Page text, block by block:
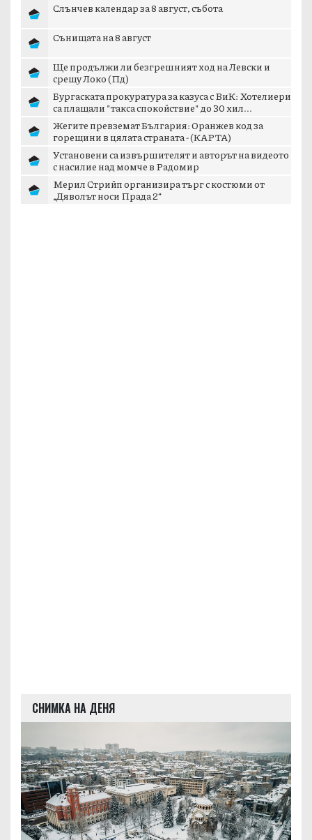
Слънчев календар за 8 август, събота
Сънищата на 8 август
Ще продължи ли безгрешният ход на Левски и
срещу Локо (Пд)
Бургаската прокуратура за казуса с ВиК: Хотелиери
са плащали "такса спокойствие" до 30 хил...
Жегите превземат България: Оранжев код за
горещини в цялата страната - (КАРТА)
Установени са извършителят и авторът на видеото
с насилие над момче в Радомир
Мерил Стрийп организира търг с костюми от
„Дяволът носи Прада 2“
СНИМКА НА ДЕНЯ